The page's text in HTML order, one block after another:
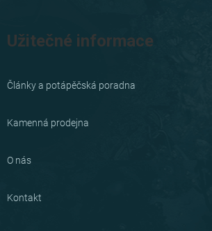
Užitečné informace
Články a potápěčská poradna
Kamenná prodejna
O nás
Kontakt